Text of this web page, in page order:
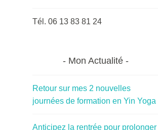
Tél. 06 13 83 81 24
Mon Actualité
Retour sur mes 2 nouvelles
journées de formation en Yin Yoga
Anticipez la rentrée pour prolonger